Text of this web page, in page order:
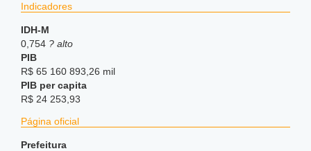
Indicadores
IDH-M
0,754 ? alto
PIB
R$ 65 160 893,26 mil
PIB per capita
R$ 24 253,93
Página oficial
Prefeitura